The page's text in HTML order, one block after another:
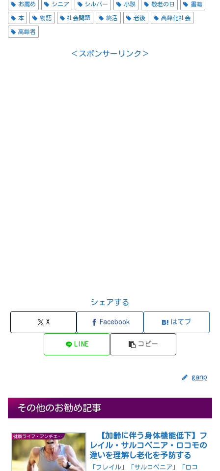
お薦め シニア シルバー 小説 敬老の日 書籍
本 物語 社会問題 終活 老後 高齢化社会
高齢者
＜スポンサーリンク＞
シェアする
X Facebook はてブ
LINE コピー
ganp
その他のお勧め記事
健康ライフ・アンチエイジング
【加齢に伴う身体機能低下】フ
レイル・サルコペニア・ロコモの
違いを理解し老化を予防する
「フレイル」「サルコペニア」「ロコ